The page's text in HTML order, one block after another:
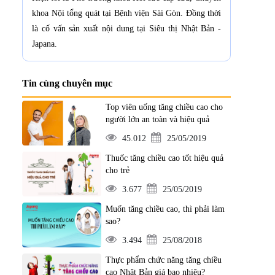
khoa Nội tổng quát tại Bệnh viện Sài Gòn. Đồng thời
là cố vấn sản xuất nội dung tại Siêu thị Nhật Bản -
Japana.
Tin cùng chuyên mục
Top viên uống tăng chiều cao cho
người lớn an toàn và hiệu quả
45.012 25/05/2019
Thuốc tăng chiều cao tốt hiệu quả
cho trẻ
3.677 25/05/2019
Muốn tăng chiều cao, thì phải làm
sao?
3.494 25/08/2018
Thực phẩm chức năng tăng chiều
cao Nhật Bản giá bao nhiêu?